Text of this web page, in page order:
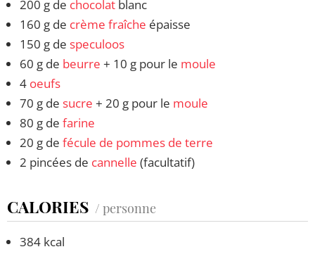
200 g de chocolat blanc
160 g de crème fraîche épaisse
150 g de speculoos
60 g de beurre + 10 g pour le moule
4 oeufs
70 g de sucre + 20 g pour le moule
80 g de farine
20 g de fécule de pommes de terre
2 pincées de cannelle (facultatif)
CALORIES / personne
384 kcal